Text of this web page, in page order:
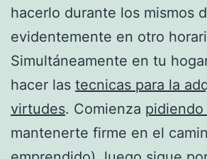
hacerlo durante los mismos
evidentemente en otro
Simultáneamente en tu
hacer las tecnicas para la
virtudes. Comienza pidiendo
mantenerte firme en el